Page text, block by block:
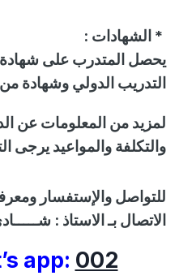
* الشهادات :
يحصل المتدرب على شهادة
التدريب الدولي وشهادة
لمزيد من المعلومات عن
والتكلفة والمواعيد يرجى
للتواصل والإستفسار
الاتصال بـ الاستاذ :
app:002